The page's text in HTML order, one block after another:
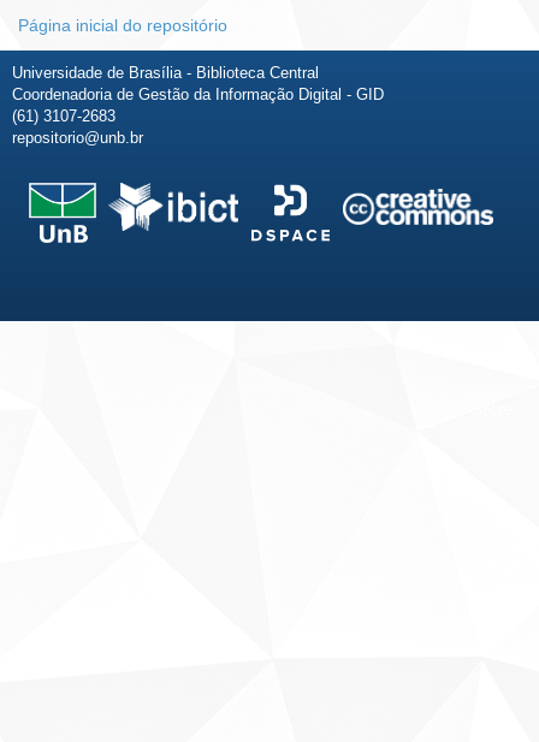
Página inicial do repositório
Universidade de Brasília - Biblioteca Central
Coordenadoria de Gestão da Informação Digital - GID
(61) 3107-2683
repositorio@unb.br